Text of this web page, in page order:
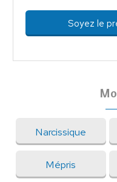
Soyez le
Narcissique
Mépris